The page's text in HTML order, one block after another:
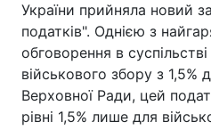
України прийняла новий
податків". Однією з
обговорення в
військового збору з 1,5%
Верховної Ради, цей
рівні 1,5% лише для